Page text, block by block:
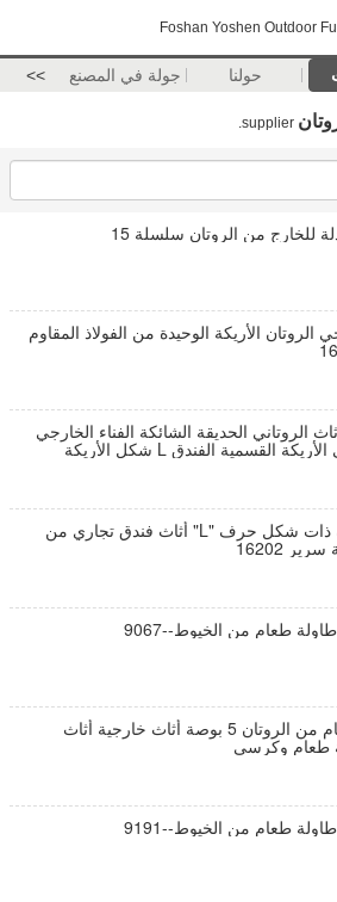
Foshan Yoshen Outdoor
حولنا جولة في المصنع >>
للخارج من الروتان سلسلة 15
الروتان الأريكة الوحيدة من الفولاذ المقاوم
الروتاني الحديقة الشائكة الفناء الخارجي
الفناء الخلفي الأريكة القسمية الفندق L شكل الأريكة
أريكة فندقية ذات شكل حرف "L" أثاث فندق تجاري من
16202
طعام من الخيوط--9067
مجموعة طعام من الروتان 5 بوصة أثاث خارجية أثاث
طعام وكرسي
طعام من الخيوط--9191